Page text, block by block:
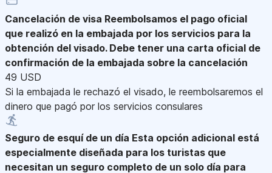
Cancelación de visa Reembolsamos el pago oficial
que realizó en la embajada por los servicios para la
obtención del visado. Debe tener una carta oficial de
confirmación de la embajada sobre la cancelación
49 USD
Si la embajada le rechazó el visado, le reembolsaremos el
dinero que pagó por los servicios consulares
Seguro de esquí de un día Esta opción adicional está
especialmente diseñada para los turistas que
necesitan un seguro completo de un solo día para